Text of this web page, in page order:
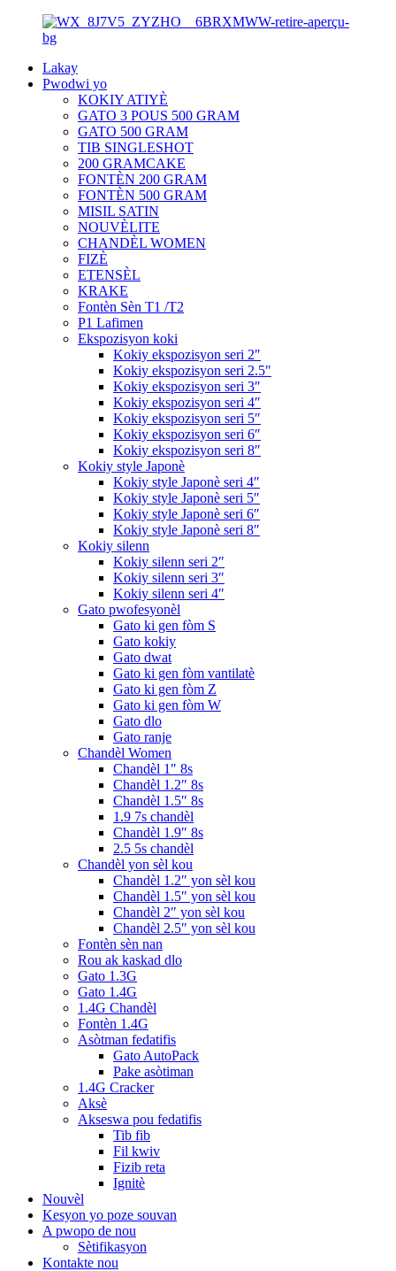
Lakay
Pwodwi yo
KOKIY ATIYÈ
GATO 3 POUS 500 GRAM
GATO 500 GRAM
TIB SINGLESHOT
200 GRAMCAKE
FONTÈN 200 GRAM
FONTÈN 500 GRAM
MISIL SATIN
NOUVÈLITE
CHANDÈL WOMEN
FIZÈ
ETENSÈL
KRAKE
Fontèn Sèn T1 /T2
P1 Lafimen
Ekspozisyon koki
Kokiy ekspozisyon seri 2″
Kokiy ekspozisyon seri 2.5″
Kokiy ekspozisyon seri 3″
Kokiy ekspozisyon seri 4″
Kokiy ekspozisyon seri 5″
Kokiy ekspozisyon seri 6″
Kokiy ekspozisyon seri 8″
Kokiy style Japonè
Kokiy style Japonè seri 4″
Kokiy style Japonè seri 5″
Kokiy style Japonè seri 6″
Kokiy style Japonè seri 8″
Kokiy silenn
Kokiy silenn seri 2″
Kokiy silenn seri 3″
Kokiy silenn seri 4″
Gato pwofesyonèl
Gato ki gen fòm S
Gato kokiy
Gato dwat
Gato ki gen fòm vantilatè
Gato ki gen fòm Z
Gato ki gen fòm W
Gato dlo
Gato ranje
Chandèl Women
Chandèl 1″ 8s
Chandèl 1.2″ 8s
Chandèl 1.5″ 8s
1.9 7s chandèl
Chandèl 1.9″ 8s
2.5 5s chandèl
Chandèl yon sèl kou
Chandèl 1.2″ yon sèl kou
Chandèl 1.5″ yon sèl kou
Chandèl 2″ yon sèl kou
Chandèl 2.5″ yon sèl kou
Fontèn sèn nan
Rou ak kaskad dlo
Gato 1.3G
Gato 1.4G
1.4G Chandèl
Fontèn 1.4G
Asòtman fedatifis
Gato AutoPack
Pake asòtiman
1.4G Cracker
Aksè
Akseswa pou fedatifis
Tib fib
Fil kwiv
Fizib reta
Ignitè
Nouvèl
Kesyon yo poze souvan
A pwopo de nou
Sètifikasyon
Kontakte nou